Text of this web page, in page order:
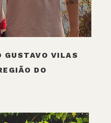
GUSTAVO VILAS
DO